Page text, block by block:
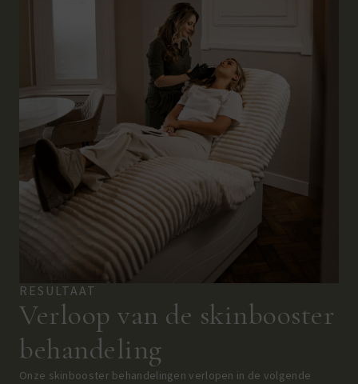
RESULTAAT
Verloop van de skinbooster
behandeling
Onze skinbooster behandelingen verlopen in de volgende